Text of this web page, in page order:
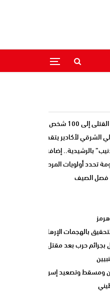
إلى 100 شخص
الشرقي لأكادير يتقدم نحو مرحلة
33 ميغاوات إلى الشبكة الوطنية
فصل الصيف
بالهجمات الإرهابية على أنابيب
حرب بعد مقتل الصحفية آمال
وتصعيد إسرائيلي جنوب لبنان